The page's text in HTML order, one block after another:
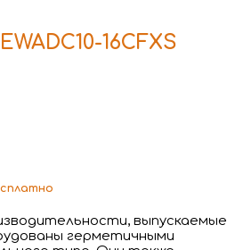
16CFXS
выпускаемые
герметичными